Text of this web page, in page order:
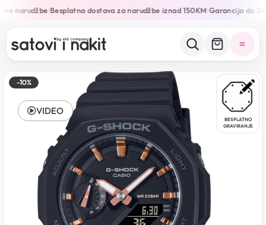
narudžbe•Besplatna dostava za narudžbe iznad 150KM•Garancija do 24
-10%
BESPLATNO
GRAVIRANJE
VIDEO